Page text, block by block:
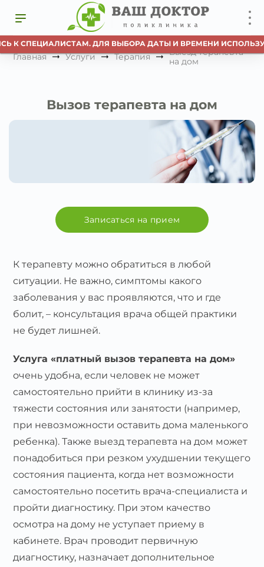
СПЕЦИАЛИСТАМ. ДЛЯ ВЫБОРА ДАТЫ И ВРЕМЕНИ
Главная Услуги Терапия
Выезд терапевта
на дом
Вызов терапевта на дом
Записаться на прием
К терапевту можно обратиться в любой
ситуации. Не важно, симптомы какого
заболевания у вас проявляются, что и где
болит, – консультация врача общей практики
не будет лишней.
Услуга «платный вызов терапевта на дом»
очень удобна, если человек не может
самостоятельно прийти в клинику из-за
тяжести состояния или занятости (например,
при невозможности оставить дома маленького
ребенка). Также выезд терапевта на дом может
понадобиться при резком ухудшении текущего
состояния пациента, когда нет возможности
самостоятельно посетить врача-специалиста и
пройти диагностику. При этом качество
осмотра на дому не уступает приему в
кабинете. Врач проводит первичную
диагностику, назначает дополнительное